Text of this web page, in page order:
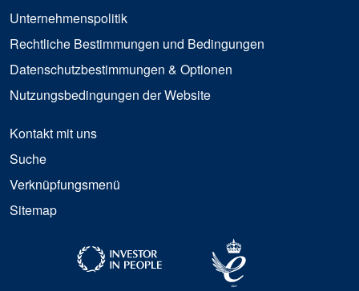
Unternehmenspolitik
Rechtliche Bestimmungen und Bedingungen
Datenschutzbestimmungen & Optionen
Nutzungsbedingungen der Website
Kontakt mit uns
Suche
Verknüpfungsmenü
Sitemap